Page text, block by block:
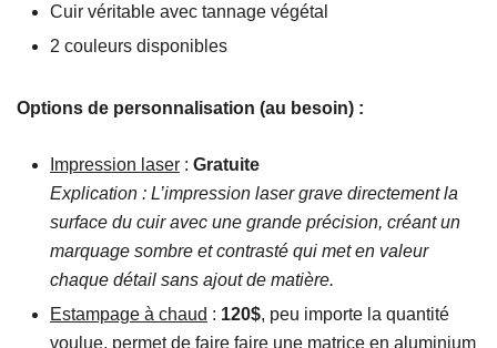
Cuir véritable avec tannage végétal
2 couleurs disponibles
Options de personnalisation (au besoin) :
Impression laser : Gratuite
Explication : L’impression laser grave directement la
surface du cuir avec une grande précision, créant un
marquage sombre et contrasté qui met en valeur
chaque détail sans ajout de matière.
Estampage à chaud : 120$, peu importe la quantité
voulue, permet de faire faire une matrice en aluminium